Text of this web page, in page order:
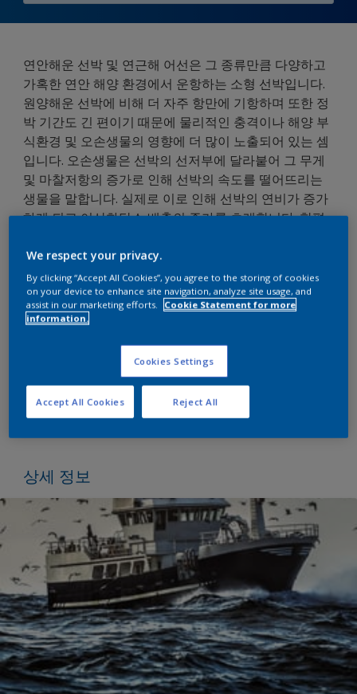
연안해운 선박 및 연근해 어선은 그 종류만큼 다양하고
가혹한 연안 해양 환경에서 운항하는 소형 선박입니다.
원양해운 선박에 비해 더 자주 항만에 기항하며 또한 정
박 기간도 긴 편이기 때문에 물리적인 충격이나 해양 부
식환경 및 오손생물의 영향에 더 많이 노출되어 있는 셈
입니다. 오손생물은 선박의 선저부에 달라붙어 그 무게
및 마찰저항의 증가로 인해 선박의 속도를 떨어뜨리는
생물을 말합니다. 실제로 이로 인해 선박의 연비가 증가
하게 되고 이산화탄소 배출의 증가를 초래합니다. 한편,
량, 승객 등 매우 다양하며 선박 운영상 맞춤형 관리가
요구됩니다. 따라서, 연안해운 선박의 지속가능한 관리
를 위해서는 선박의 미관을 유지하는 도료 본질의 성능
과 더불어 선체 유지보수 비용을 절감하는 고기능 방식
의 선택이 매우 중요합니다.
저희 악조노벨은 140년 전통의 투철한 장인 정신을 바
탕으로 연안해운 및 연근해 어선에 최적화된 코팅 솔루
션과 서비스를 제공합니다.
상세 정보
We respect your privacy.
By clicking “Accept All Cookies”, you agree to the storing of cookies
on your device to enhance site navigation, analyze site usage, and
assist in our marketing efforts.
Cookie Statement for more
information.
Cookies Settings
Reject All
Accept All Cookies